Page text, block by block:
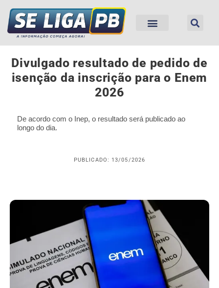
Divulgado resultado de pedido de
isenção da inscrição para o Enem
2026
De acordo com o Inep, o resultado será publicado ao
longo do dia.
PUBLICADO: 13/05/2026